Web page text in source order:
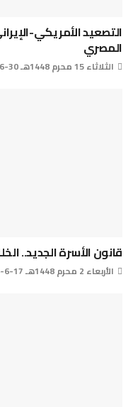
التصعيد الأمريكي-
المصري
الثلاثاء 15 محرم 1448هـ 30-6-2026م
قانون الأسرة الجديد..
الأربعاء 2 محرم 1448هـ 17-6-2026م